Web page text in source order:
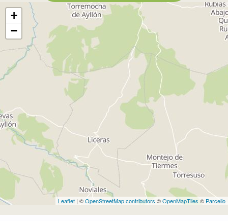
+
−
Leaflet | ©OpenStreetMap contributors ©OpenMapTiles © Parcello